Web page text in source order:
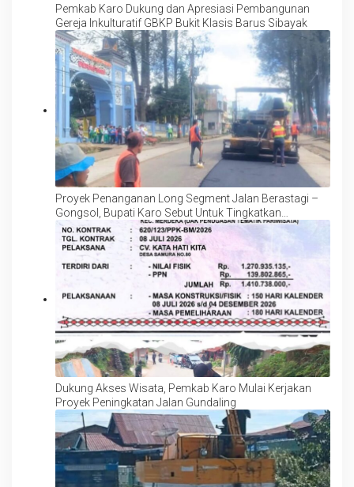
Pemkab Karo Dukung dan Apresiasi Pembangunan
Gereja Inkulturatif GBKP Bukit Klasis Barus Sibayak
Proyek Penanganan Long Segment Jalan Berastagi –
Gongsol, Bupati Karo Sebut Untuk Tingkatkan
Kenyamanan Wisata, Pertanian dan Perekonomian
Dukung Akses Wisata, Pemkab Karo Mulai Kerjakan
Proyek Peningkatan Jalan Gundaling